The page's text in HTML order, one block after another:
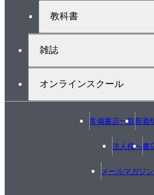
教科書
雑誌
オンラインスクール
常備書店一覧新着
法人様へ書
メールマガジ